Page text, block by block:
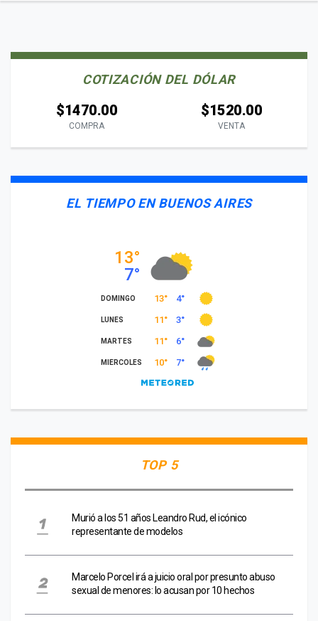
COTIZACIÓN DEL DÓLAR
$1470.00
COMPRA
$1520.00
VENTA
EL TIEMPO EN BUENOS AIRES
TOP 5
Murió a los 51 años Leandro Rud, el icónico
representante de modelos
Marcelo Porcel irá a juicio oral por presunto abuso
sexual de menores: lo acusan por 10 hechos